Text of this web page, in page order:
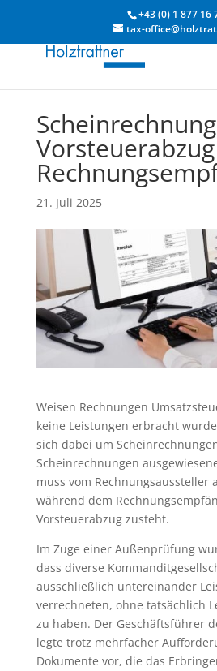
+43 (0) 1 877 16
tax-
21. Juli 2025
Weisen Rechnungen
keine Leistungen erbracht
sich dabei um
Scheinrechnungen
muss vom Rechnungsaussteller
während dem
Vorsteuerabzug zusteht.
Im Zuge einer Außenprüfung
dass diverse
ausschließlich untereinander
verrechneten, ohne tatsächlich
zu haben. Der Geschäftsführer
legte trotz mehrfacher
Dokumente vor, die das